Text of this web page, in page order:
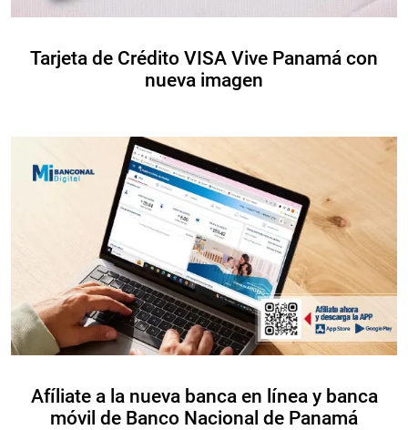
Tarjeta de Crédito VISA Vive Panamá con
nueva imagen
Afíliate a la nueva banca en línea y banca
móvil de Banco Nacional de Panamá